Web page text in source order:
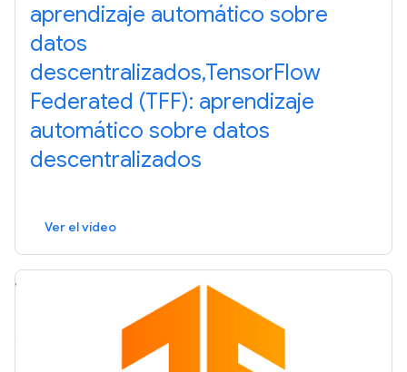
aprendizaje automático sobre
datos
descentralizados,TensorFlow
Federated (TFF): aprendizaje
automático sobre datos
descentralizados
Ver el vídeo